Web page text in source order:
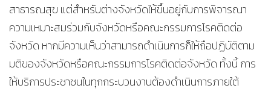
สาธารณสุข แต่สำหรับต่างจังหวัดให้ขึ้นอยู่กับการพิจารณา
ความเหมาะสมร่วมกับจังหวัดหรือคณะกรรมการโรคติดต่อ
จังหวัด หากมีความเห็นว่าสามารถดำเนินการก็ให้ถือปฏิบัติตาม
มติของจังหวัดหรือคณะกรรมการโรคติดต่อจังหวัด ทั้งนี้ การ
ให้บริการประชาชนในทุกกระบวนงานต้องดำเนินการภายใต้